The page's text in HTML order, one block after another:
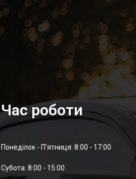
Час роботи
Понеділок - П'ятниця: 8:00 - 17:00
Суботa: 8:00 - 15:00